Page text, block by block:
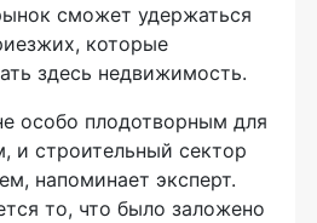
сможет удержаться
которые
здесь недвижимость.
особо плодотворным для
и строительный сектор
напоминает эксперт.
то, что было заложено